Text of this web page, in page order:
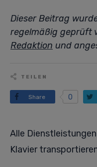
Dieser Beitrag
regelmäßig geprüft
Redaktion und
TEILEN
Share 0
Alle Dienstleistungen